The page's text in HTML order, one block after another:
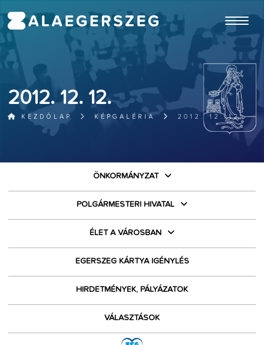
2012. 12. 12.
KEZDŐLAP KÉPGALÉRIA 2012. 12. 12.
ÖNKORMÁNYZAT
POLGÁRMESTERI HIVATAL
ÉLET A VÁROSBAN
EGERSZEG KÁRTYA IGÉNYLÉS
HIRDETMÉNYEK, PÁLYÁZATOK
VÁLASZTÁSOK